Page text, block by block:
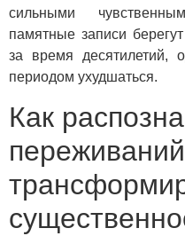
сильными
памятные записи
за время десятилетий,
периодом ухудшаться.
Как